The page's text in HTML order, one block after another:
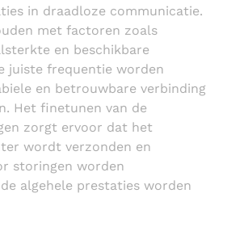
in draadloze communicatie.
met factoren zoals
en beschikbare
juiste frequentie worden
en betrouwbare verbinding
Het finetunen van de
zorgt ervoor dat het
wordt verzonden en
storingen worden
algehele prestaties worden